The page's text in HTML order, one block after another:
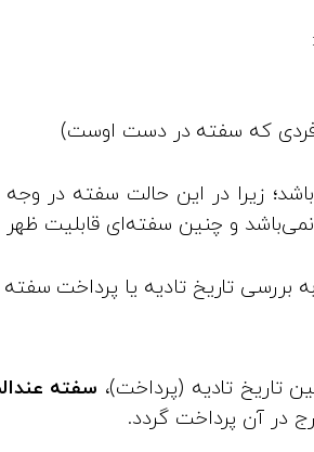
که سفته در دست اوست)
زیرا در این حالت سفته در
نمی‌باشد و چنین سفته‌ای قابلیت
بررسی تاریخ تادیه یا پرداخت
تاریخ تادیه (پرداخت)، سفته
در آن پرداخت گردد.